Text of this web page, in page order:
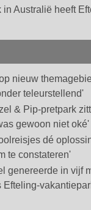
in Australië heeft
nieuw
teleurstellend'
& Pip-pretpark
gewoon niet oké'
dé
te constateren'
genereerde in vijf